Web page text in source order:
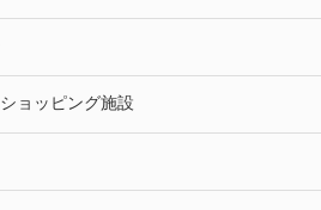
ショッピング施設